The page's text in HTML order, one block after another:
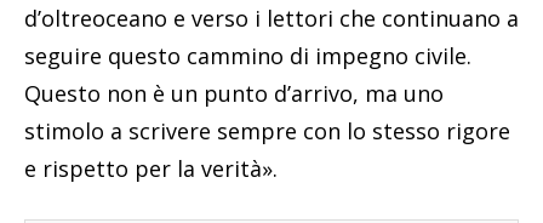
d’oltreoceano e verso i lettori che continuano a
seguire questo cammino di impegno civile.
Questo non è un punto d’arrivo, ma uno
stimolo a scrivere sempre con lo stesso rigore
e rispetto per la verità».